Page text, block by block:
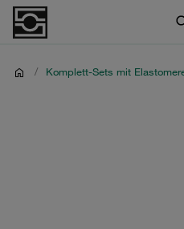
/ Komplett-Sets mit